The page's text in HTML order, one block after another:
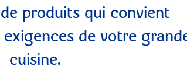
produits qui convient
de votre
cuisine.